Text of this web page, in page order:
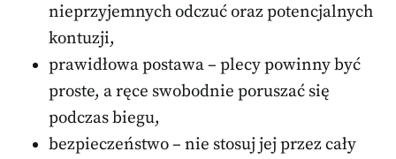
nieprzyjemnych odczuć oraz potencjalnych
kontuzji,
prawidłowa postawa – plecy powinny być
proste, a ręce swobodnie poruszać się
podczas biegu,
bezpieczeństwo – nie stosuj jej przez cały